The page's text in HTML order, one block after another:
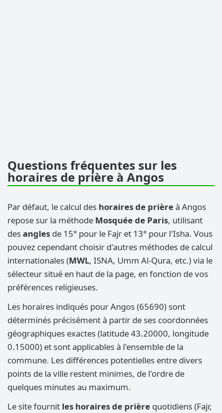
Questions fréquentes sur les
horaires de prière à Angos
Par défaut, le calcul des horaires de prièreà Angos
repose sur la méthode Mosquée de Paris, utilisant
desangles de 15° pour le Fajr et 13° pour l'Isha. Vous
pouvez cependant choisir d'autres méthodes de calcul
internationales (MWL, ISNA, Umm Al-Qura, etc.) via le
sélecteur situé en haut de la page, en fonction de vos
préférences religieuses.
Les horaires indiqués pour Angos (65690) sont
déterminés précisément à partir de ses coordonnées
géographiques exactes (latitude 43.20000, longitude
0.15000) et sont applicables à l'ensemble de la
commune. Les différences potentielles entre divers
points de la ville restent minimes, de l'ordre de
quelques minutes au maximum.
Le site fournit les horaires de prière quotidiens (Fajr,